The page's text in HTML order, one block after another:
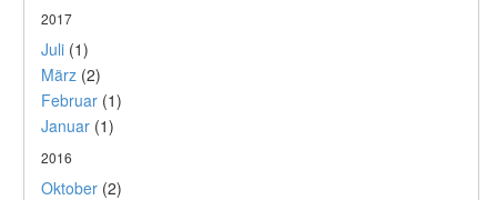
2017
Juli (1)
März (2)
Februar (1)
Januar (1)
2016
Oktober (2)